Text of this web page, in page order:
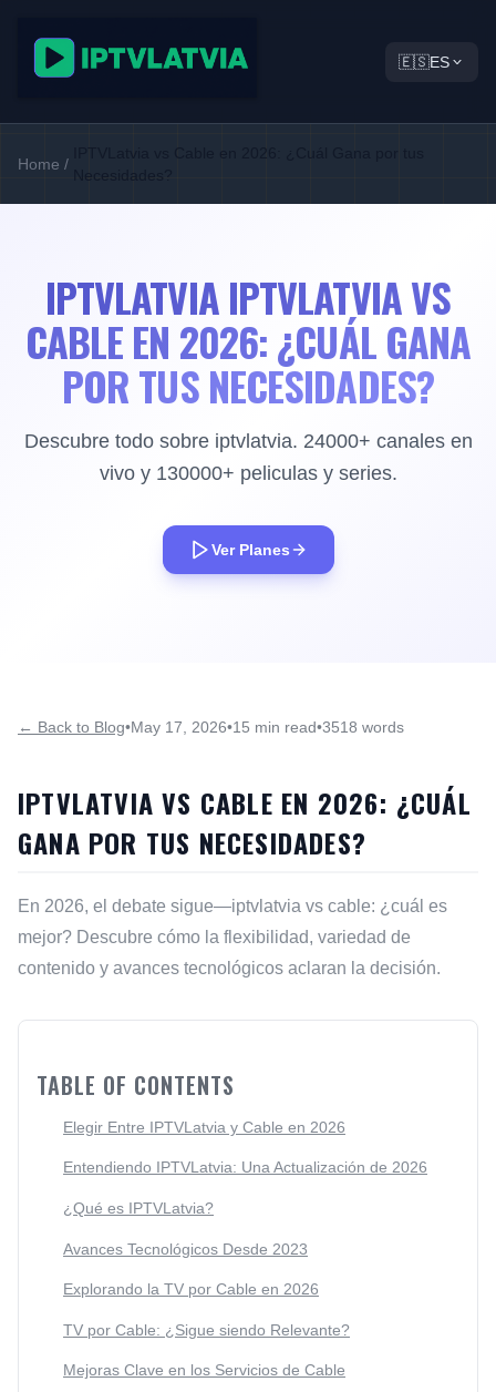
🇪🇸ES
Home /
IPTVLatvia vs Cable en 2026: ¿Cuál Gana por tus
Necesidades?
IPTVLATVIA IPTVLATVIA VS
CABLE EN 2026: ¿CUÁL GANA
POR TUS NECESIDADES?
Descubre todo sobre iptvlatvia. 24000+ canales en
vivo y 130000+ peliculas y series.
Ver Planes
← Back to Blog•May 17, 2026•15 min read•3518 words
IPTVLATVIA VS CABLE EN 2026: ¿CUÁL
GANA POR TUS NECESIDADES?
En 2026, el debate sigue—iptvlatvia vs cable: ¿cuál es
mejor? Descubre cómo la flexibilidad, variedad de
contenido y avances tecnológicos aclaran la decisión.
TABLE OF CONTENTS
Elegir Entre IPTVLatvia y Cable en 2026
Entendiendo IPTVLatvia: Una Actualización de 2026
¿Qué es IPTVLatvia?
Avances Tecnológicos Desde 2023
Explorando la TV por Cable en 2026
TV por Cable: ¿Sigue siendo Relevante?
Mejoras Clave en los Servicios de Cable